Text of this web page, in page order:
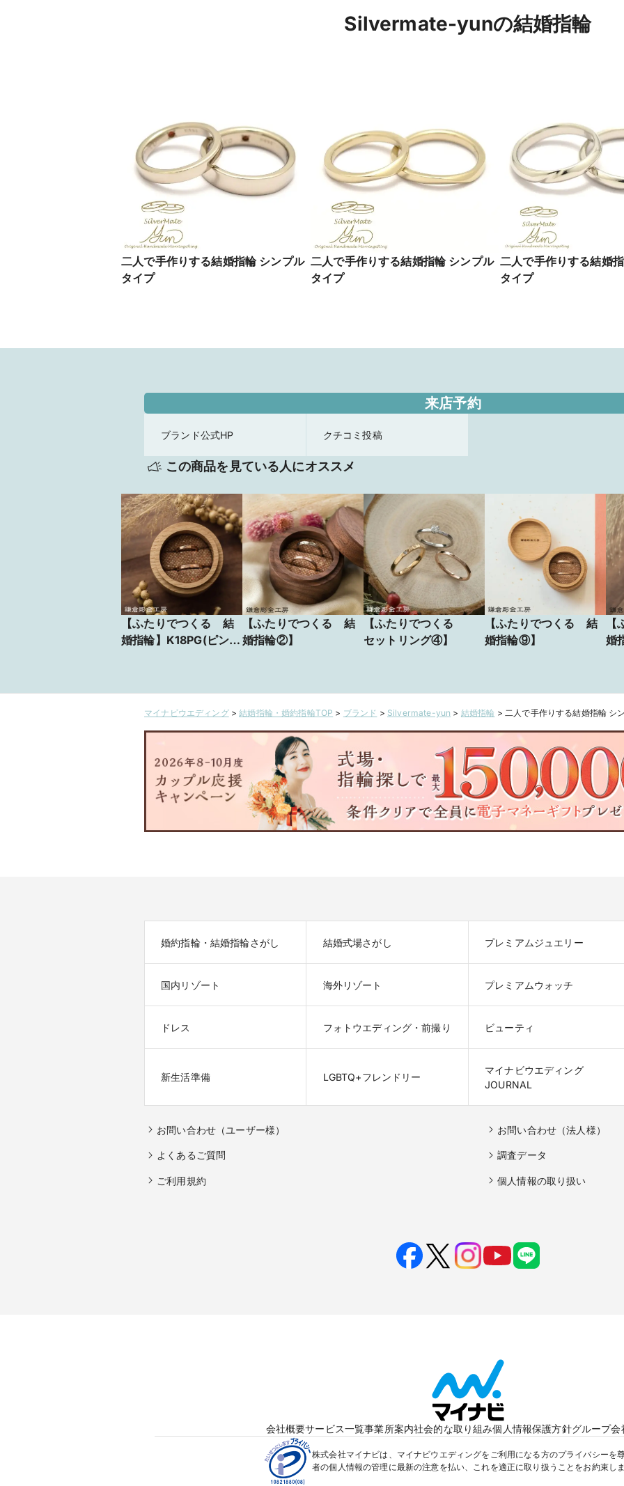
Silvermate-yunの結婚指輪
二人で手作りする結婚指輪 シンプル
タイプ
二人で手作りする結婚指輪 シンプル
タイプ
二人で手作りする結婚
タイプ
来店予約
ブランド公式HP クチコミ投稿
この商品を見ている人にオススメ
【ふたりでつくる 結
婚指輪】K18PG(ピン
【ふたりでつくる 結
婚指輪②】
【ふたりでつくる
セットリング④】
【ふたりでつくる 結
婚指輪⑨】
婚
マイナビウエディング>結婚指輪・婚約指輪TOP > ブランド > Silvermate-yun > 結婚指輪 >二人で手作りする結婚指輪 シ
婚約指輪・結婚指輪さがし 結婚式場さがし プレミアムジュエリー
国内リゾート 海外リゾート プレミアムウォッチ
ドレス フォトウエディング・前撮り ビューティ
新生活準備 LGBTQ+フレンドリー
マイナビウエディング
JOURNAL
お問い合わせ（ユーザー様） お問い合わせ（法人様）
よくあるご質問 調査データ
ご利用規約 個人情報の取り扱い
会社概要サービス一覧事業所案内社会的な取り組み個人情報保護方針グループ会
株式会社マイナビは、マイナビウエディングをご利用になる方のプライバシーを
者の個人情報の管理に最新の注意を払い、これを適正に取り扱うことをお約束し